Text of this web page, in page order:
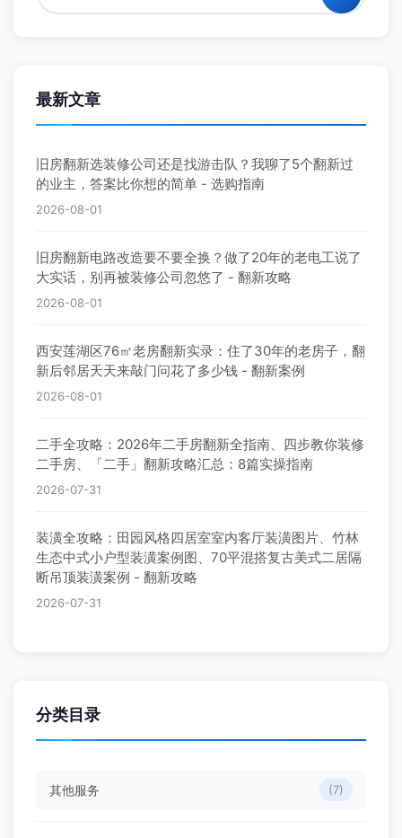
最新文章
旧房翻新选装修公司还是找游击队？我聊了5个翻新过
的业主，答案比你想的简单 - 选购指南
2026-08-01
旧房翻新电路改造要不要全换？做了20年的老电工说了
大实话，别再被装修公司忽悠了 - 翻新攻略
2026-08-01
西安莲湖区76㎡老房翻新实录：住了30年的老房子，翻
新后邻居天天来敲门问花了多少钱 - 翻新案例
2026-08-01
二手全攻略：2026年二手房翻新全指南、四步教你装修
二手房、「二手」翻新攻略汇总：8篇实操指南
2026-07-31
装潢全攻略：田园风格四居室室内客厅装潢图片、竹林
生态中式小户型装潢案例图、70平混搭复古美式二居隔
断吊顶装潢案例 - 翻新攻略
2026-07-31
分类目录
其他服务 (7)